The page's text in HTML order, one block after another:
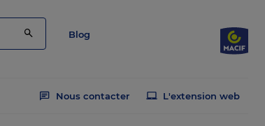
Blog
Nous contacter L'extension web